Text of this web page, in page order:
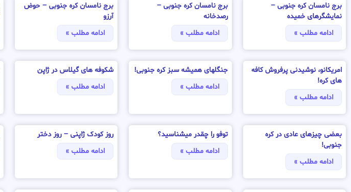
برج نامسان کره جنوبی –
نمایشگرهای خمیده
ادامه مطلب »
برج نامسان کره جنوبی –
رصدخانه
ادامه مطلب »
برج نامسان کره جنوبی – حوض
آرزو
ادامه مطلب »
امریکانو، نوشیدنی پرفروش کافه
های کره!
ادامه مطلب »
جنگلهای همیشه سبز کره جنوبی!
ادامه مطلب »
شکوفه های گیلاس در ژاپن
ادامه مطلب »
بعضی چیزهای عادی در کره
جنوبی!
ادامه مطلب »
توفو را چقدر میشناسید؟
ادامه مطلب »
روز کودک ژاپنی – روز دختر
ادامه مطلب »